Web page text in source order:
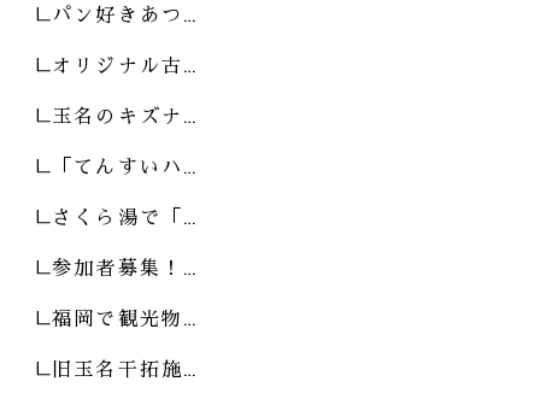
パン好きあつ…
オリジナル古…
玉名のキズナ…
「てんすいハ…
さくら湯で「…
参加者募集！…
福岡で観光物…
旧玉名干拓施…